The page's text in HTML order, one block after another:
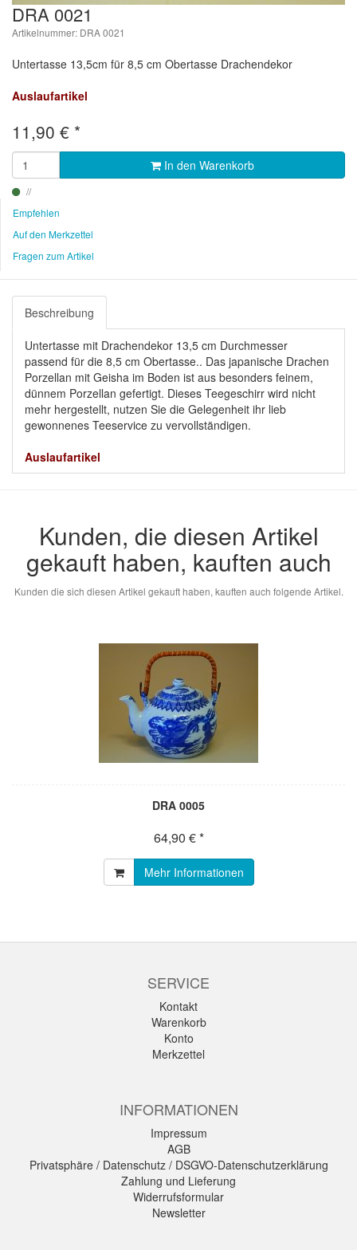
DRA 0021
Artikelnummer: DRA 0021
Untertasse 13,5cm für 8,5 cm Obertasse Drachendekor
Auslaufartikel
11,90 € *
In den Warenkorb
Empfehlen
Auf den Merkzettel
Fragen zum Artikel
Beschreibung
Untertasse mit Drachendekor 13,5 cm Durchmesser
passend für die 8,5 cm Obertasse.. Das japanische Drachen
Porzellan mit Geisha im Boden ist aus besonders feinem,
dünnem Porzellan gefertigt. Dieses Teegeschirr wird nicht
mehr hergestellt, nutzen Sie die Gelegenheit ihr lieb
gewonnenes Teeservice zu vervollständigen.
Auslaufartikel
Kunden, die diesen Artikel
gekauft haben, kauften auch
Kunden die sich diesen Artikel gekauft haben, kauften auch folgende Artikel.
DRA 0005
64,90 € *
Mehr Informationen
SERVICE
Kontakt
Warenkorb
Konto
Merkzettel
INFORMATIONEN
Impressum
AGB
Privatsphäre / Datenschutz / DSGVO-Datenschutzerklärung
Zahlung und Lieferung
Widerrufsformular
Newsletter